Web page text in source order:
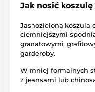
Jak nosić koszulę
Jasnozielona koszula
ciemniejszymi
granatowymi,
garderoby.
W mniej formalnych
z jeansami lub